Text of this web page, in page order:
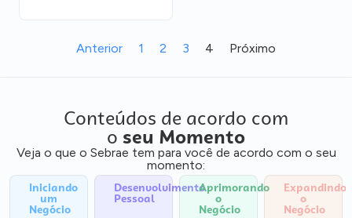
Anterior 1 2 3 4 Próximo
Conteúdos de acordo com
o seu Momento
Veja o que o Sebrae tem para você de acordo com o seu
momento:
Iniciando
um
Negócio
Desenvolvimento
Pessoal
Aprimorando
o
Negócio
Expandindo
o
Negócio